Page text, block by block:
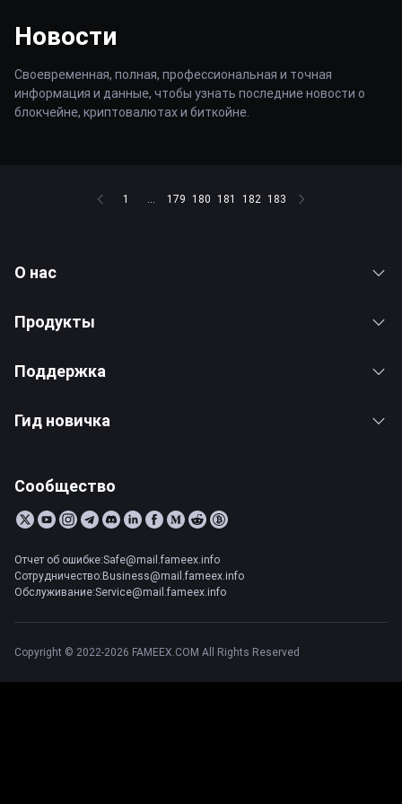
Новости
Своевременная, полная, профессиональная и точная
информация и данные, чтобы узнать последние новости о
блокчейне, криптовалютах и биткойне.
1 ... 179 180 181 182 183
О нас
Продукты
Поддержка
Гид новичка
Сообщество
Отчет об ошибке:Safe@mail.fameex.info
Сотрудничество:Business@mail.fameex.info
Обслуживание:Service@mail.fameex.info
Copyright © 2022-2026 FAMEEX.COM All Rights Reserved